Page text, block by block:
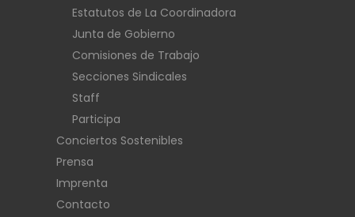
Estatutos de La Coordinadora
Junta de Gobierno
Comisiones de Trabajo
Secciones Sindicales
Staff
Participa
Conciertos Sostenibles
Prensa
Imprenta
Contacto